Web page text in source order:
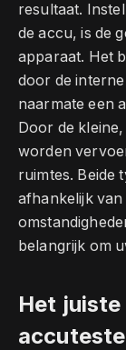
resultaat.
de accu, is de
apparaat. Het
door de
naarmate een
Door de
worden
ruimtes. Beide
afhankelijk van
belangrijk om
Het juiste